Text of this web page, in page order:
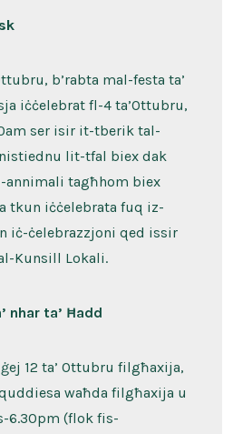
b’rabta mal-festa ta’
iċċelebrat fl-4 ta’Ottubru,
ser isir it-tberik tal-
lit-tfal biex dak
tagħhom biex
tkun iċċelebrata fuq iz-
iċ-ċelebrazzjoni qed issir
Kunsill Lokali.
nhar ta’ Ħadd
12 ta’ Ottubru filgħaxija,
waħda filgħaxija u
6.30pm (flok fis-